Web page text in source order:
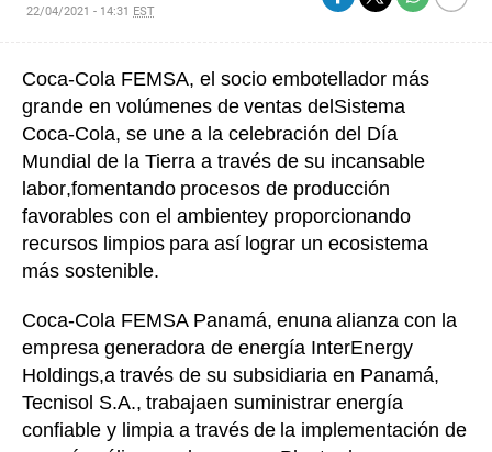
22/04/2021 - 14:31 EST
Coca-Cola FEMSA, el socio embotellador más
grande en volúmenes deventas delSistema
Coca-Cola, se une a la celebración del Día
Mundial de la Tierra a través de su incansable
labor,fomentando procesos de producción
favorables con el ambientey proporcionando
recursos limpios para así lograr un ecosistema
más sostenible.
Coca-Cola FEMSA Panamá, enunaalianza con la
empresa generadora de energía InterEnergy
Holdings,através de su subsidiaria en Panamá,
Tecnisol S.A., trabajaen suministrar energía
confiable y limpia a travésde la implementación de